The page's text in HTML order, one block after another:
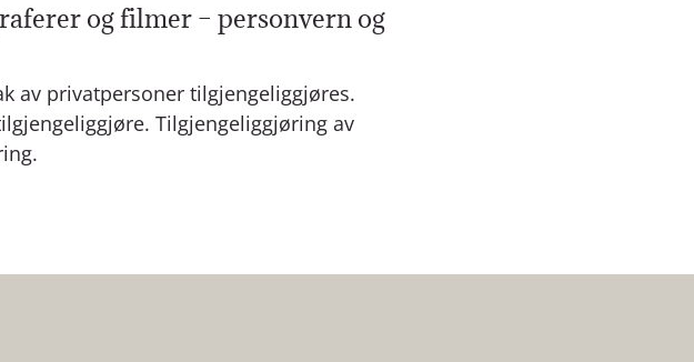
og filmer – personvern og
av privatpersoner tilgjengeliggjøres.
Tilgjengeliggjøring av